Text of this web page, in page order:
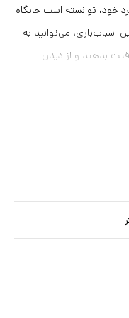
خود، توانسته است جایگاه
اسباب‌بازی، می‌توانید به
بدهید و از دیدن
قرار گیرد.